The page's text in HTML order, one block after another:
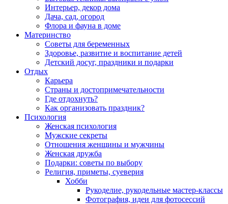
Интерьер, декор дома
Дача, сад, огород
Флора и фауна в доме
Материнство
Советы для беременных
Здоровье, развитие и воспитание детей
Детский досуг, праздники и подарки
Отдых
Карьера
Страны и достопримечательности
Где отдохнуть?
Как организовать праздник?
Психология
Женская психология
Мужские секреты
Отношения женщины и мужчины
Женская дружба
Подарки: советы по выбору
Религия, приметы, суеверия
Хобби
Рукоделие, рукодельные мастер-классы
Фотография, идеи для фотосессий